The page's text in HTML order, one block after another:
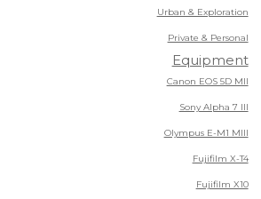
Urban & Exploration
Private & Personal
Equipment
Canon EOS 5D MII
Sony Alpha 7 III
Olympus E-M1 MIII
Fujifilm X-T4
Fujifilm X10